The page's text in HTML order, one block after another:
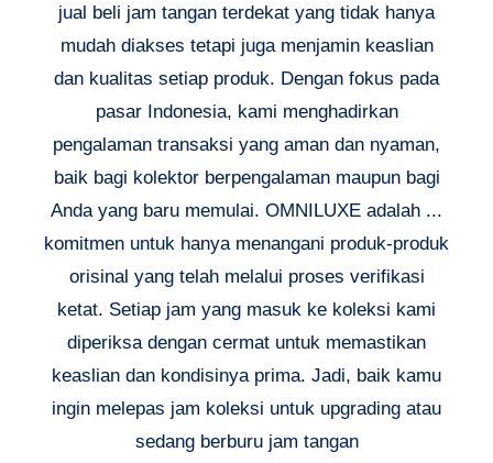
jual beli jam tangan terdekat yang tidak hanya
mudah diakses tetapi juga menjamin keaslian
dan kualitas setiap produk. Dengan fokus pada
pasar Indonesia, kami menghadirkan
pengalaman transaksi yang aman dan nyaman,
baik bagi kolektor berpengalaman maupun bagi
Anda yang baru memulai. OMNILUXE adalah ...
komitmen untuk hanya menangani produk-produk
orisinal yang telah melalui proses verifikasi
ketat. Setiap jam yang masuk ke koleksi kami
diperiksa dengan cermat untuk memastikan
keaslian dan kondisinya prima. Jadi, baik kamu
ingin melepas jam koleksi untuk upgrading atau
sedang berburu jam tangan